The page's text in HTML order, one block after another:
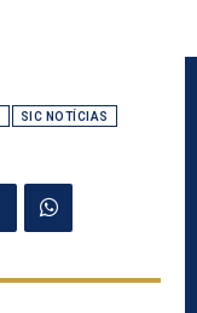
SIC NOTÍCIAS